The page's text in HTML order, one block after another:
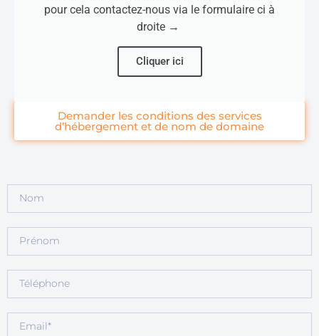
pour cela contactez-nous via le formulaire ci à
droite →
Cliquer ici
Demander les conditions des services
d’hébergement et de nom de domaine